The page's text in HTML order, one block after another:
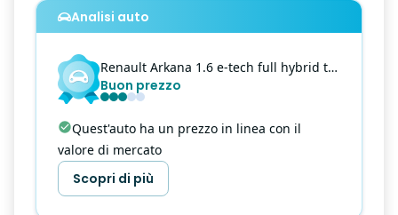
Airbag laterali a tendina posteriori
Airbag laterali per la protezione del torace
Alert sonoro per i pedoni
Alzacristalli anteriori e posteriori elettrici impulsionali
Ambient Lighting a LED
Armonia interna in nero titanio
Analisi auto
Renault Arkana 1.6 e-tech full hybrid techno 145cv
Buon prezzo
Quest'auto ha un prezzo in linea con il
valore di mercato
Scopri di più